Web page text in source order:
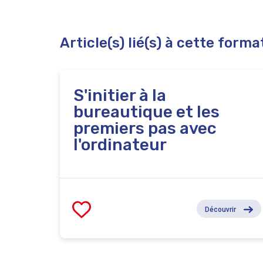
Article(s) lié(s) à cette
S'initier à la
bureautique et les
premiers pas avec
l'ordinateur
Découvrir